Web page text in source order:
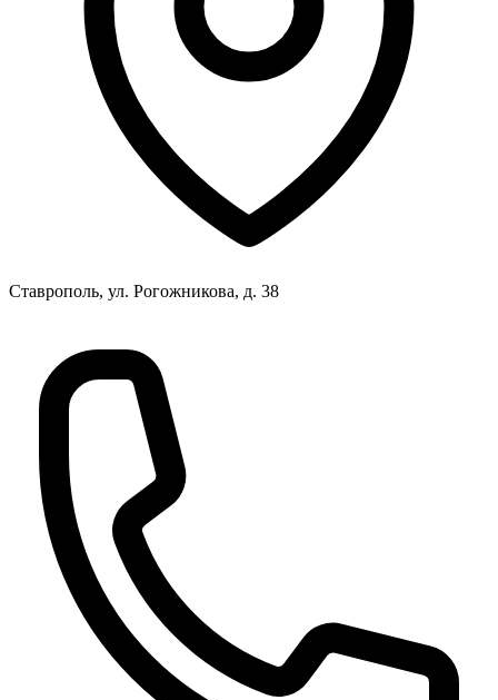
Ставрополь, ул. Рогожникова, д. 38